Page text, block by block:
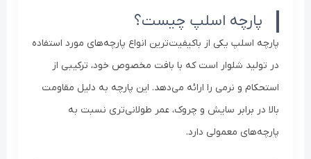
پارچه اسلپ چیست؟
پارچه اسلپ یکی از باکیفیت‌ترین انواع پارچه‌های مورد استفاده
در تولید شلوار است که با بافت مخصوص خود، ترکیبی از
استحکام و نرمی را ارائه می‌دهد. این پارچه به دلیل مقاومت
بالا در برابر سایش و چروک، عمر طولانی‌تری نسبت به
پارچه‌های معمولی دارد.